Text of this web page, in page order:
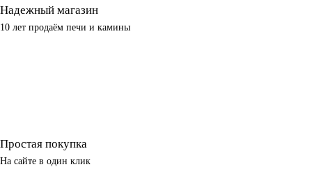
Надежный магазин
10 лет продаём печи и камины
Простая покупка
На сайте в один клик